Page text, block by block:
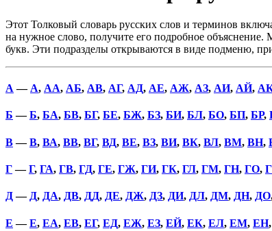
Этот Толковый словарь русских слов и терминов
на нужное слово, получите его подробное
букв. Эти подразделы открываются в виде подменю,
А — А, АА, АБ, АВ, АГ, АД, АЕ, АЖ, АЗ, АИ, АЙ,
Б —Б, БА, БВ, БГ, БЕ, БЖ, БЗ, БИ, БЛ, БО, БП, БР,
В—В, ВА, ВВ, ВГ, ВД, ВЕ, ВЗ, ВИ, ВК, ВЛ, ВМ, ВН,
Г—Г, ГА, ГВ, ГД, ГЕ, ГЖ, ГИ, ГК, ГЛ, ГМ, ГН, ГО,
Д— Д, ДА, ДВ, ДД, ДЕ, ДЖ, ДЗ, ДИ, ДЛ, ДМ, ДН, ДО
Е —Е, ЕА, ЕВ, ЕГ, ЕД, ЕЖ, ЕЗ, ЕЙ, ЕК, ЕЛ, ЕМ, ЕН,